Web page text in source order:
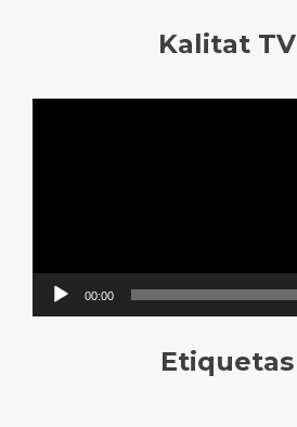
Kalitat TV
00:00
Etiquetas